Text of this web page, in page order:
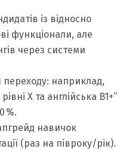
із відносно
функціонали, але
через системи
переходу: наприклад,
X та англійська B1+”
%.
навичок
(раз на півроку/рік).